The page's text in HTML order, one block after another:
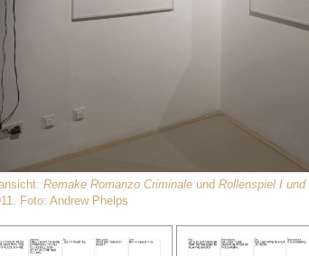
Remake Romanzo Criminale und Rollenspiel I und
Foto: Andrew Phelps